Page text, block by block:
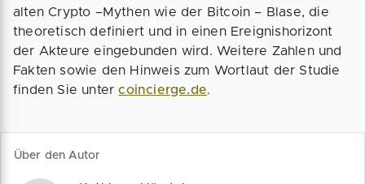
alten Crypto –Mythen wie der Bitcoin – Blase, die
theoretisch definiert und in einen Ereignishorizont
der Akteure eingebunden wird. Weitere Zahlen und
Fakten sowie den Hinweis zum Wortlaut der Studie
finden Sie untercoincierge.de.
Über den Autor